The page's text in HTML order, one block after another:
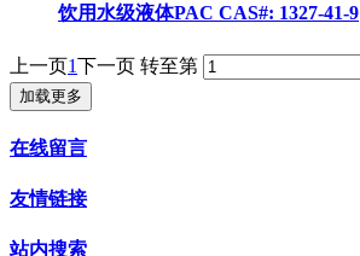
饮用水级液体PAC CAS#: 1327-41-9
上一页1下一页 转至第
加载更多
在线留言
友情链接
站内搜索